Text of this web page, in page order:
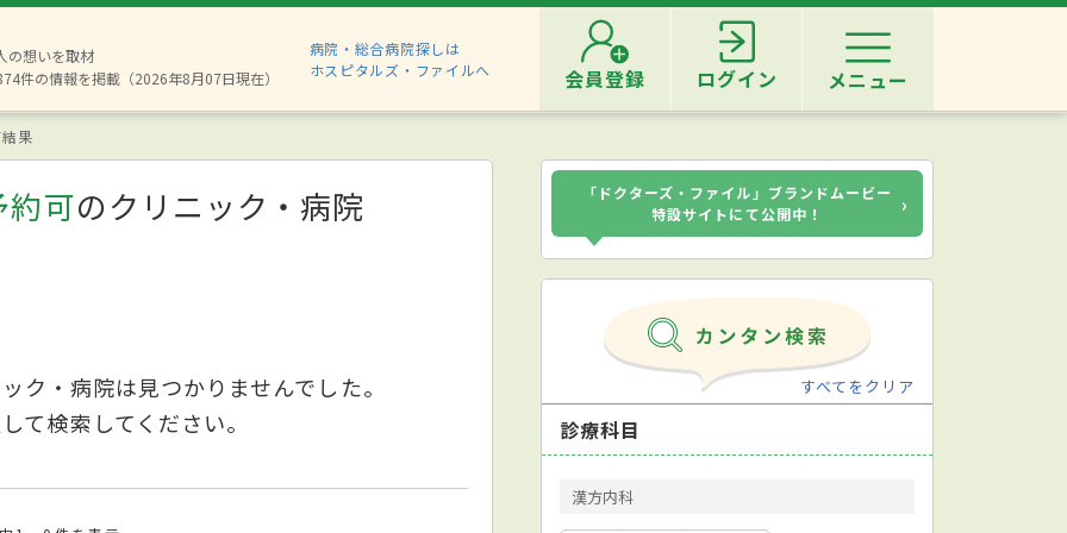
の想いを取材
件の情報を掲載（2026年8月07日現在）
病院・総合病院探しは
ホスピタルズ・ファイルへ
会員登録 ログイン メニュー
果
約可のクリニック・病院
ク・病院は見つかりませんでした。
て検索してください。
「ドクターズ・ファイル」ブランドムービー
特設サイトにて公開中！
›
すべてをクリア
診療科目
漢方内科